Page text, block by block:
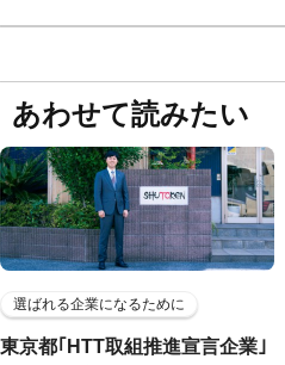
あわせて読みたい
選ばれる企業になるために
東京都｢HTT取組推進宣言企業｣